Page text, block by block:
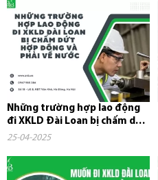
Những trường hợp lao động
đi XKLD Đài Loan bị chấm dứt
hợp đồng và phải về nước
25-04-2025